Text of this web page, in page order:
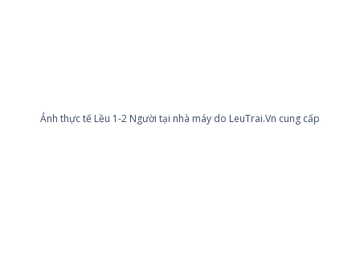
Ảnh thực tế Lều 1-2 Người tại nhà máy do LeuTrai.Vn cung cấp